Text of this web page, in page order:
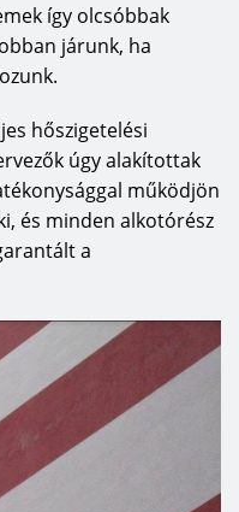
így olcsóbbak
járunk, ha
hőszigetelési
úgy alakítottak
működjön
és minden alkotórész
a